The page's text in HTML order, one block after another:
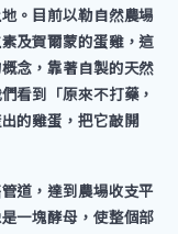
。目前以勒自然農場
及賀爾蒙的蛋雞，這
念，靠著自製的天然
看到「原來不打藥，
的雞蛋，把它敲開
道，達到農場收支平
一塊酵母，使整個部